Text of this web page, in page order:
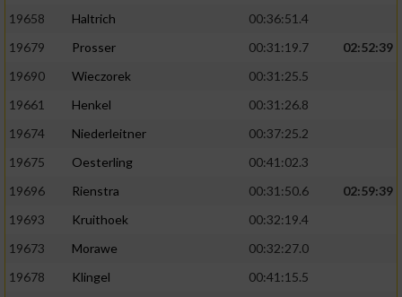
19658 Haltrich
00:36:51.4
19679
Prosser 00:31:19.7
02:52:39
19690
Wieczorek
00:31:25.5
19661
Henkel
00:31:26.8
19674
Niederleitner
00:37:25.2
19675
Oesterling
00:41:02.3
19696
Rienstra 00:31:50.6
02:59:39
19693
Kruithoek
00:32:19.4
19673
Morawe
00:32:27.0
19678
Klingel
00:41:15.5